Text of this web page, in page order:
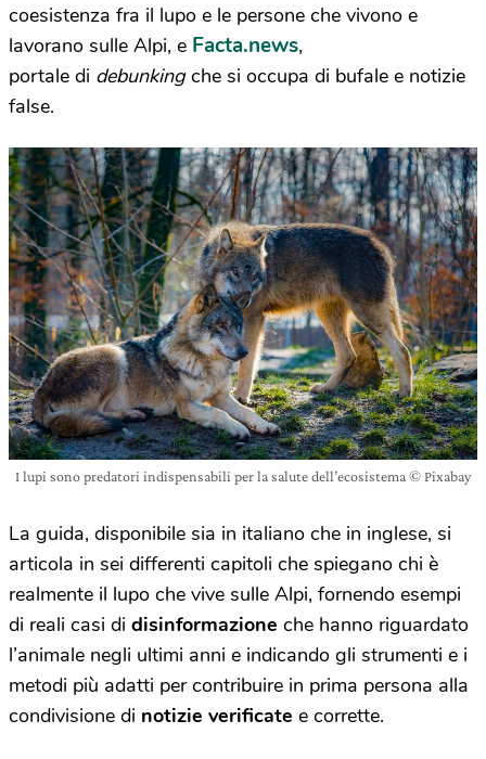
coesistenza fra il lupo e le persone che vivono e
lavorano sulle Alpi, e Facta.news,
portale di debunkingche si occupa di bufale e notizie
false.
I lupi sono predatori indispensabili per la salute dell’ecosistema © Pixabay
La guida, disponibile sia in italiano che in inglese, si
articola in sei differenti capitoli che spiegano chi è
realmente il lupo che vive sulle Alpi, fornendo esempi
di reali casi di disinformazione che hanno riguardato
l’animale negli ultimi anni e indicando gli strumenti e i
metodi più adatti per contribuire in prima persona alla
condivisione di notizie verificate e corrette.